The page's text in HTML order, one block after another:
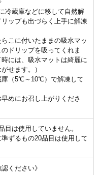
冷蔵庫などに移して自然解
ップも出づらく上手に解凍
らこに付いたままの吸水マッ
のドリップを吸ってくれま
には、吸水マットは綺麗に
せます。）
（5℃～10℃）で解凍して
めにお召し上がりくださ
目は使用していません。
ずるもの20品目は使用して
ください》